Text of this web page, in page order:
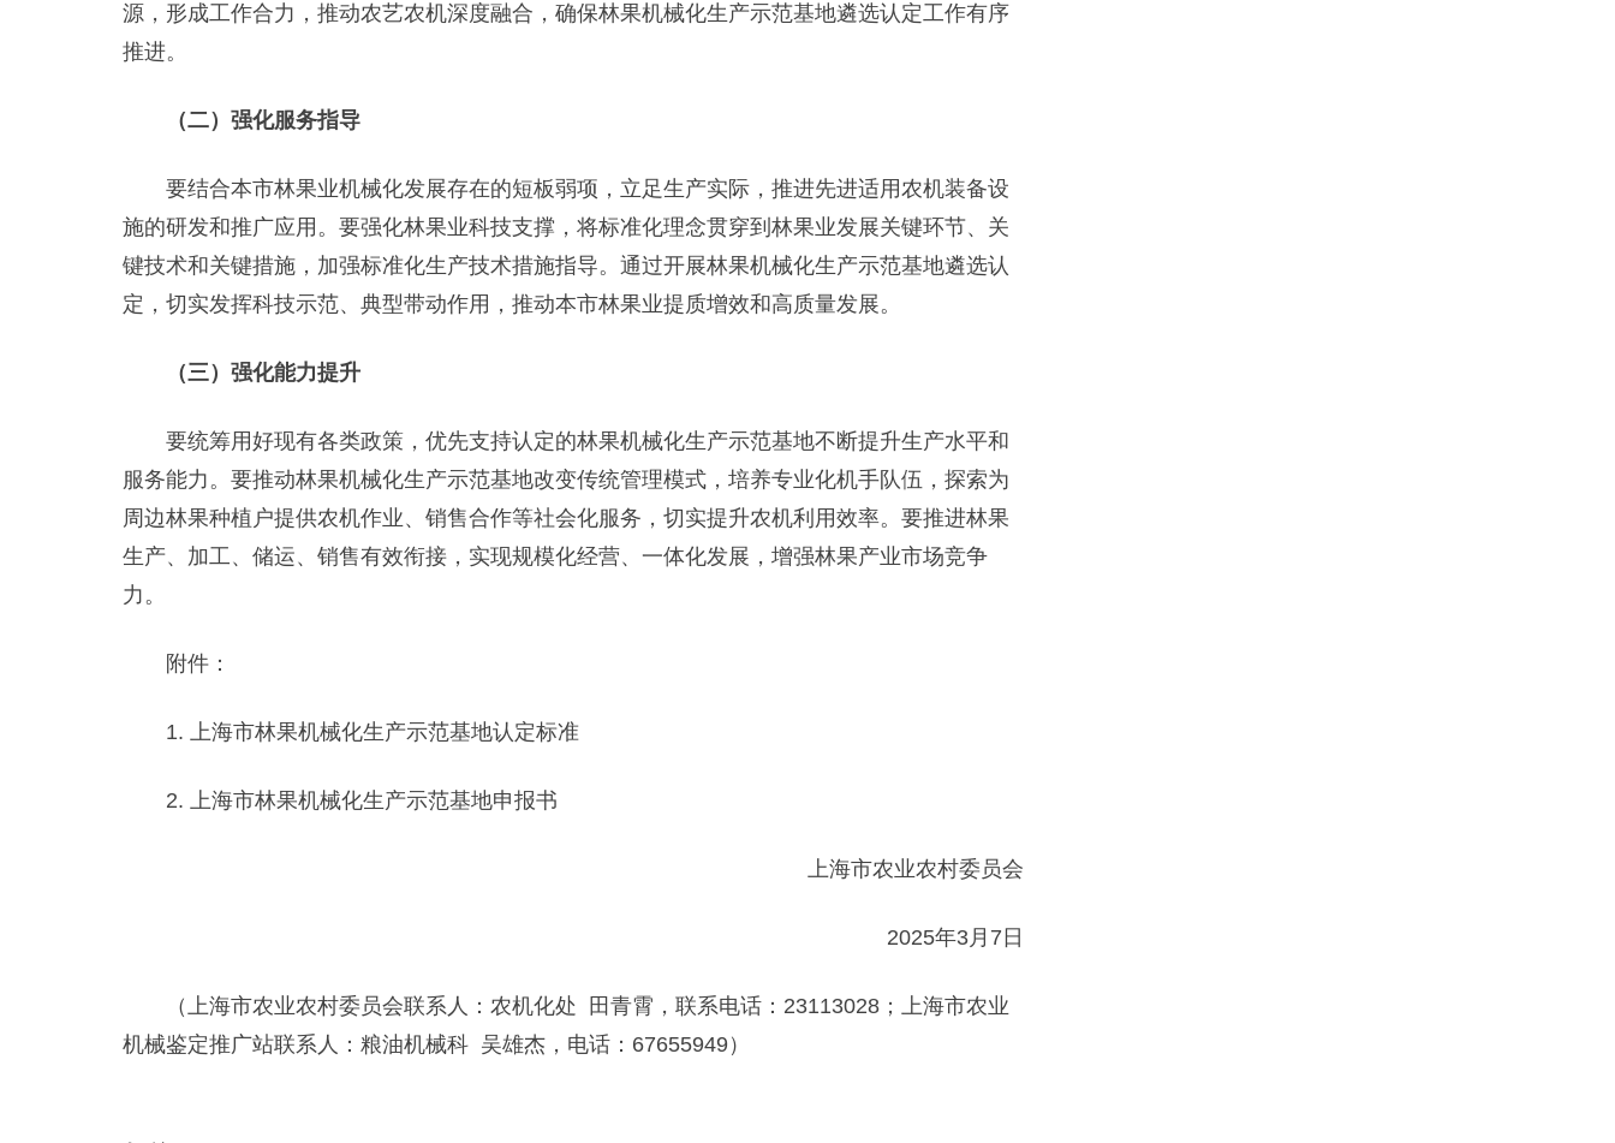
源，形成工作合力，推动农艺农机深度融合，确保林果机械化生产示范基地遴选认定工作有序
推进。
（二）强化服务指导
要结合本市林果业机械化发展存在的短板弱项，立足生产实际，推进先进适用农机装备设
施的研发和推广应用。要强化林果业科技支撑，将标准化理念贯穿到林果业发展关键环节、关
键技术和关键措施，加强标准化生产技术措施指导。通过开展林果机械化生产示范基地遴选认
定，切实发挥科技示范、典型带动作用，推动本市林果业提质增效和高质量发展。
（三）强化能力提升
要统筹用好现有各类政策，优先支持认定的林果机械化生产示范基地不断提升生产水平和
服务能力。要推动林果机械化生产示范基地改变传统管理模式，培养专业化机手队伍，探索为
周边林果种植户提供农机作业、销售合作等社会化服务，切实提升农机利用效率。要推进林果
生产、加工、储运、销售有效衔接，实现规模化经营、一体化发展，增强林果产业市场竞争
力。
附件：
1. 上海市林果机械化生产示范基地认定标准
2. 上海市林果机械化生产示范基地申报书
上海市农业农村委员会
2025年3月7日
（上海市农业农村委员会联系人：农机化处 田青霄，联系电话：23113028；上海市农业
机械鉴定推广站联系人：粮油机械科 吴雄杰，电话：67655949）